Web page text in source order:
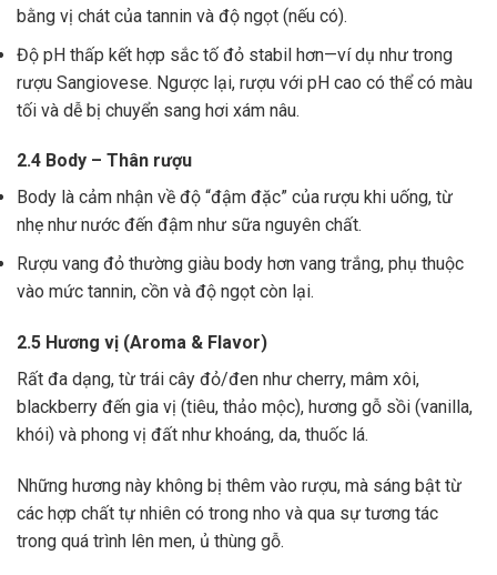
bằng vị chát của tannin và độ ngọt (nếu có).
Độ pH thấp kết hợp sắc tố đỏ stabil hơn—ví dụ như trong
rượu Sangiovese. Ngược lại, rượu với pH cao có thể có màu
tối và dễ bị chuyển sang hơi xám nâu.
2.4 Body – Thân rượu
Body là cảm nhận về độ “đậm đặc” của rượu khi uống, từ
nhẹ như nước đến đậm như sữa nguyên chất.
Rượu vang đỏ thường giàu body hơn vang trắng, phụ thuộc
vào mức tannin, cồn và độ ngọt còn lại.
2.5 Hương vị (Aroma & Flavor)
Rất đa dạng, từ trái cây đỏ/đen như cherry, mâm xôi,
blackberry đến gia vị (tiêu, thảo mộc), hương gỗ sồi (vanilla,
khói) và phong vị đất như khoáng, da, thuốc lá.
Những hương này không bị thêm vào rượu, mà sáng bật từ
các hợp chất tự nhiên có trong nho và qua sự tương tác
trong quá trình lên men, ủ thùng gỗ.